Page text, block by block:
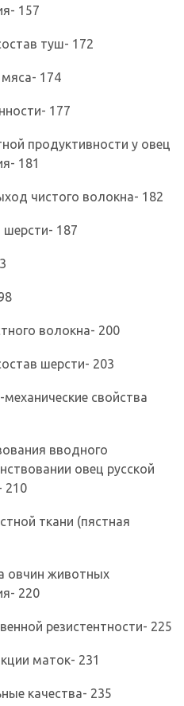
157
туш- 172
174
177
продуктивности у овец
181
чистого волокна- 182
187
волокна- 200
шерсти- 203
свойства
вводного
овец русской
210
ткани (пястная
животных
220
резистентности- 225
маток- 231
качества- 235